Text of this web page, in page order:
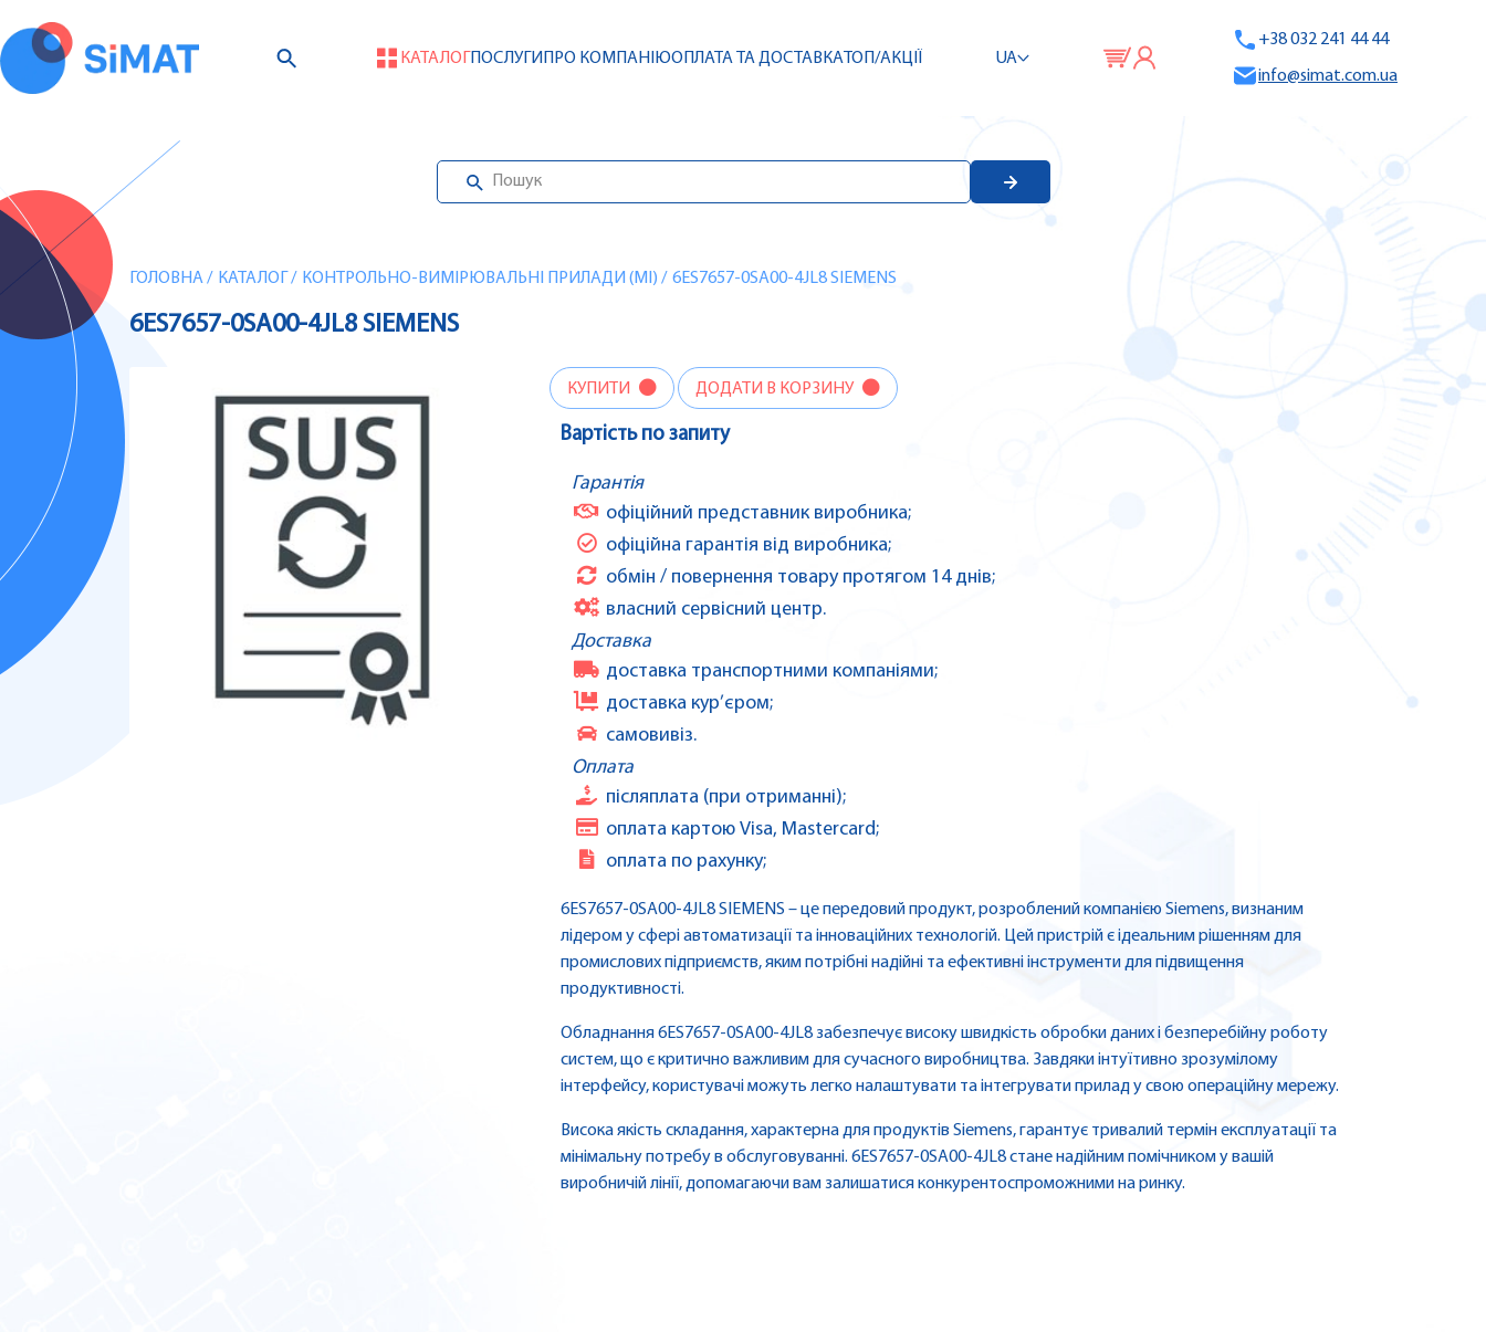
КАТАЛОГПОСЛУГИ ПРО КОМПАНІЮОПЛАТА ТА ДОСТАВКАТОП/АКЦІЇ UA
+38 032 241 44 44
info@simat.com.ua
ГОЛОВНА/ КАТАЛОГ / КОНТРОЛЬНО-ВИМІРЮВАЛЬНІ ПРИЛАДИ (MI) / 6ES7657-0SA00-4JL8 SIEMENS
6ES7657-0SA00-4JL8 SIEMENS
КУПИТИ ДОДАТИ В КОРЗИНУ
Вартість по запиту
Гарантія
офіційний представник виробника;
офіційна гарантія від виробника;
обмін / повернення товару протягом 14 днів;
власний сервісний центр.
Доставка
доставка транспортними компаніями;
доставка кур’єром;
самовивіз.
Оплата
післяплата (при отриманні);
оплата картою Visa, Mastercard;
оплата по рахунку;
6ES7657-0SA00-4JL8 SIEMENS – це передовий продукт, розроблений компанією Siemens, визнаним
лідером у сфері автоматизації та інноваційних технологій. Цей пристрій є ідеальним рішенням для
промислових підприємств, яким потрібні надійні та ефективні інструменти для підвищення
продуктивності.
Обладнання 6ES7657-0SA00-4JL8 забезпечує високу швидкість обробки даних і безперебійну роботу
систем, що є критично важливим для сучасного виробництва. Завдяки інтуїтивно зрозумілому
інтерфейсу, користувачі можуть легко налаштувати та інтегрувати прилад у свою операційну мережу.
Висока якість складання, характерна для продуктів Siemens, гарантує тривалий термін експлуатації та
мінімальну потребу в обслуговуванні. 6ES7657-0SA00-4JL8 стане надійним помічником у вашій
виробничій лінії, допомагаючи вам залишатися конкурентоспроможними на ринку.